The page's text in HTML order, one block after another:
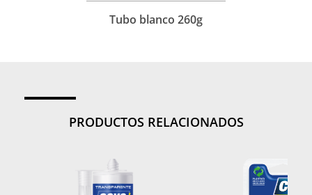
Tubo blanco 260g
PRODUCTOS RELACIONADOS